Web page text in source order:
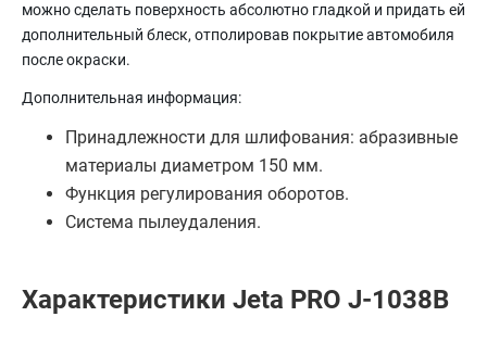
можно сделать поверхность абсолютно гладкой и придать ей
дополнительный блеск, отполировав покрытие автомобиля
после окраски.
Дополнительная информация:
Принадлежности для шлифования: абразивные
материалы диаметром 150 мм.
Функция регулирования оборотов.
Система пылеудаления.
Характеристики Jeta PRO J-1038B